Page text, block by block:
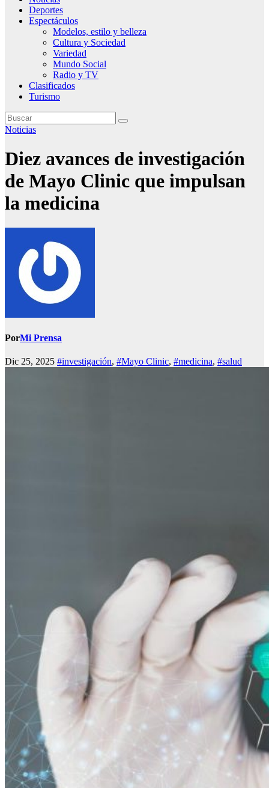
Deportes
Espectáculos
Modelos, estilo y belleza
Cultura y Sociedad
Variedad
Mundo Social
Radio y TV
Clasificados
Turismo
Noticias
Diez avances de investigación
de Mayo Clinic que impulsan
la medicina
PorMi Prensa
Dic 25, 2025 #investigación, #Mayo Clinic, #medicina, #salud